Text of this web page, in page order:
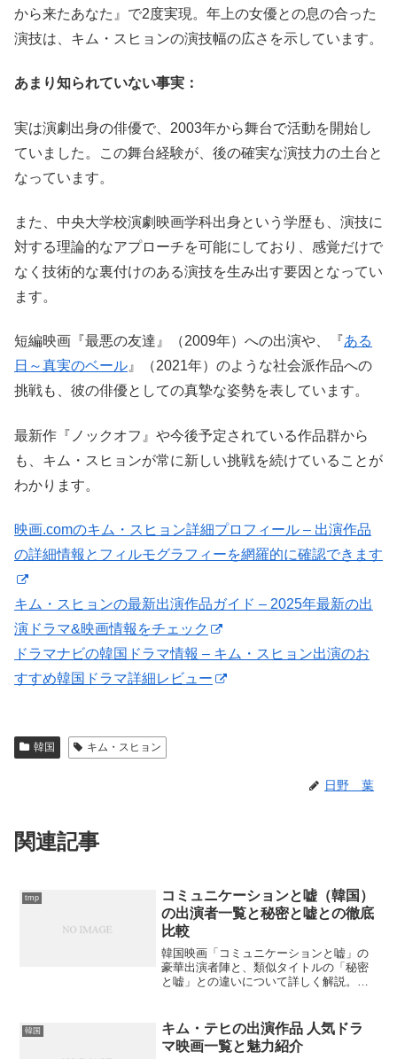
から来たあなた』で2度実現。年上の女優との息の合った
演技は、キム・スヒョンの演技幅の広さを示しています。
あまり知られていない事実：
実は演劇出身の俳優で、2003年から舞台で活動を開始し
ていました。この舞台経験が、後の確実な演技力の土台と
なっています。
また、中央大学校演劇映画学科出身という学歴も、演技に
対する理論的なアプローチを可能にしており、感覚だけで
なく技術的な裏付けのある演技を生み出す要因となってい
ます。
短編映画『最悪の友達』（2009年）への出演や、『 ある
日～真実のベール』（2021年）のような社会派作品への
挑戦も、彼の俳優としての真摯な姿勢を表しています。
最新作『ノックオフ』や今後予定されている作品群から
も、キム・スヒョンが常に新しい挑戦を続けていることが
わかります。
映画.comのキム・スヒョン詳細プロフィール – 出演作品
の詳細情報とフィルモグラフィーを網羅的に確認できます
キム・スヒョンの最新出演作品ガイド – 2025年最新の出
演ドラマ&映画情報をチェック
ドラマナビの韓国ドラマ情報 – キム・スヒョン出演のお
すすめ韓国ドラマ詳細レビュー
韓国 キム・スヒョン
日野 葉
関連記事
tmp
コミュニケーションと嘘（韓国）
の出演者一覧と秘密と嘘との徹底
比較
韓国映画「コミュニケーションと嘘」の
豪華出演者陣と、類似タイトルの「秘密
と嘘」との違いについて詳しく解説。混
韓国
キム・テヒの出演作品 人気ドラ
マ映画一覧と魅力紹介